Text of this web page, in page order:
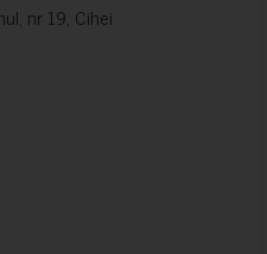
nr 19, Cihei